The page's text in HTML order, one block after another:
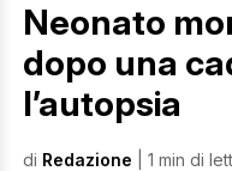
Neonato
dopo una
l’autopsia
di Redazione | 1 min di